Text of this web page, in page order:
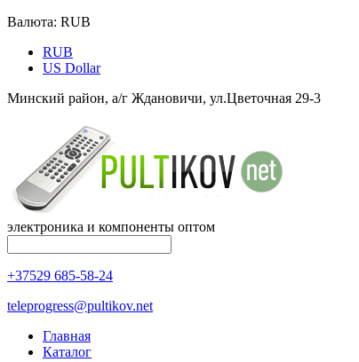
Валюта: RUB
RUB
US Dollar
Минский район, а/г Ждановичи, ул.Цветочная 29-3
электроника и компоненты оптом
+37529 685-58-24
teleprogress@pultikov.net
Главная
Каталог